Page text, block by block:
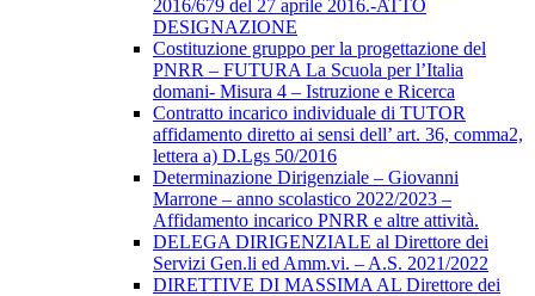
2016/679 del 27 aprile 2016.-ATTO
DESIGNAZIONE
Costituzione gruppo per la progettazione del
PNRR – FUTURA La Scuola per l’Italia
domani- Misura 4 – Istruzione e Ricerca
Contratto incarico individuale di TUTOR
affidamento diretto ai sensi dell’ art. 36, comma2,
lettera a) D.Lgs 50/2016
Determinazione Dirigenziale – Giovanni
Marrone – anno scolastico 2022/2023 –
Affidamento incarico PNRR e altre attività.
DELEGA DIRIGENZIALE al Direttore dei
Servizi Gen.li ed Amm.vi. – A.S. 2021/2022
DIRETTIVE DI MASSIMA AL Direttore dei